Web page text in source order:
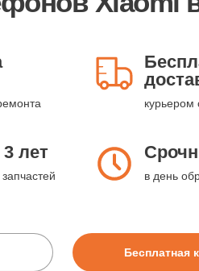
курьером
лет
в день
Бесплатная